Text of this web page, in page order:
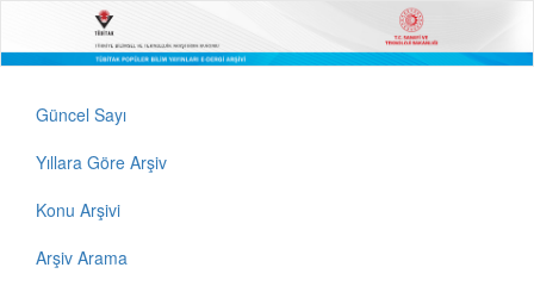
Güncel Sayı
Yıllara Göre Arşiv
Konu Arşivi
Arşiv Arama